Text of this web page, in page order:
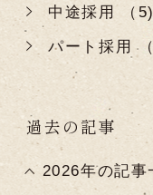
中途採用 （5)
パート採用
過去の記事
2026年の記事